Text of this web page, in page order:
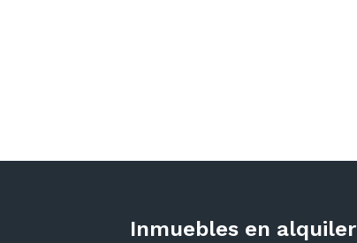
Inmuebles en alquiler